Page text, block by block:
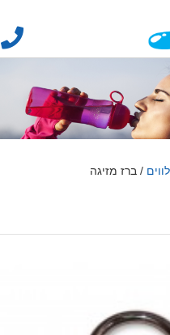
/ ברז מזיגה